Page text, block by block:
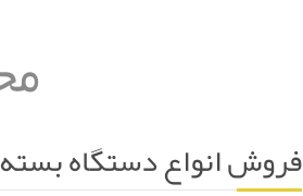
فروش انواع دستگاه